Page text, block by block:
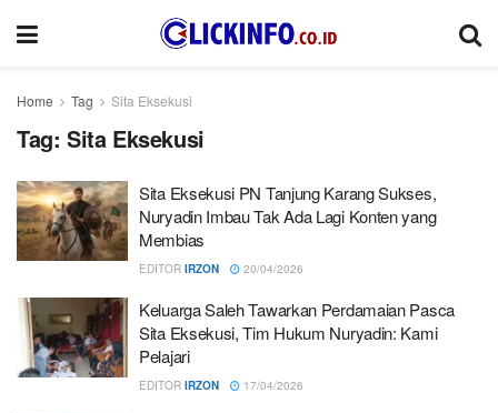
Home Tag Sita Eksekusi
Tag: Sita Eksekusi
Sita Eksekusi PN Tanjung Karang Sukses,
Nuryadin Imbau Tak Ada Lagi Konten yang
Membias
EDITOR IRZON 20/04/2026
Keluarga Saleh Tawarkan Perdamaian Pasca
Sita Eksekusi, Tim Hukum Nuryadin: Kami
Pelajari
EDITOR IRZON 17/04/2026